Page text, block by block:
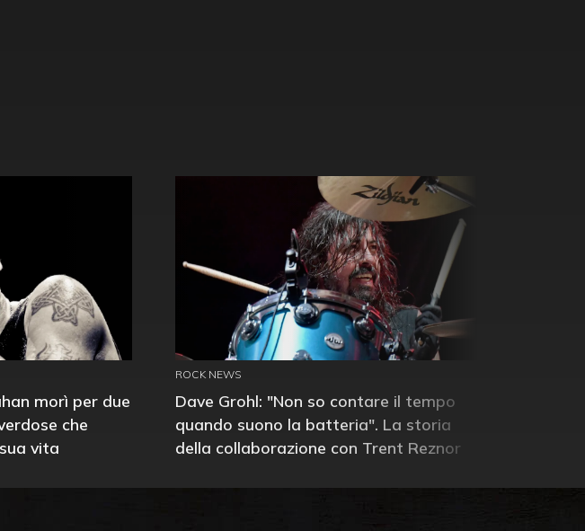
morì per due
che
vita
ROCK NEWS
Dave Grohl: "Non so contare il tempo
quando suono la batteria". La storia
della collaborazione con Trent Reznor